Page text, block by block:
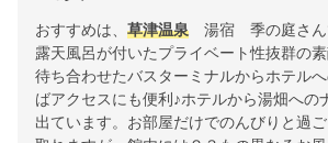
おすすめは、 草津温泉 湯宿 季の庭さん
露天風呂が付いたプライベート性抜群の素
待ち合わせたバスターミナルからホテル
ばアクセスにも便利♪ホテルから湯畑への
出ています。お部屋だけでのんびりと過